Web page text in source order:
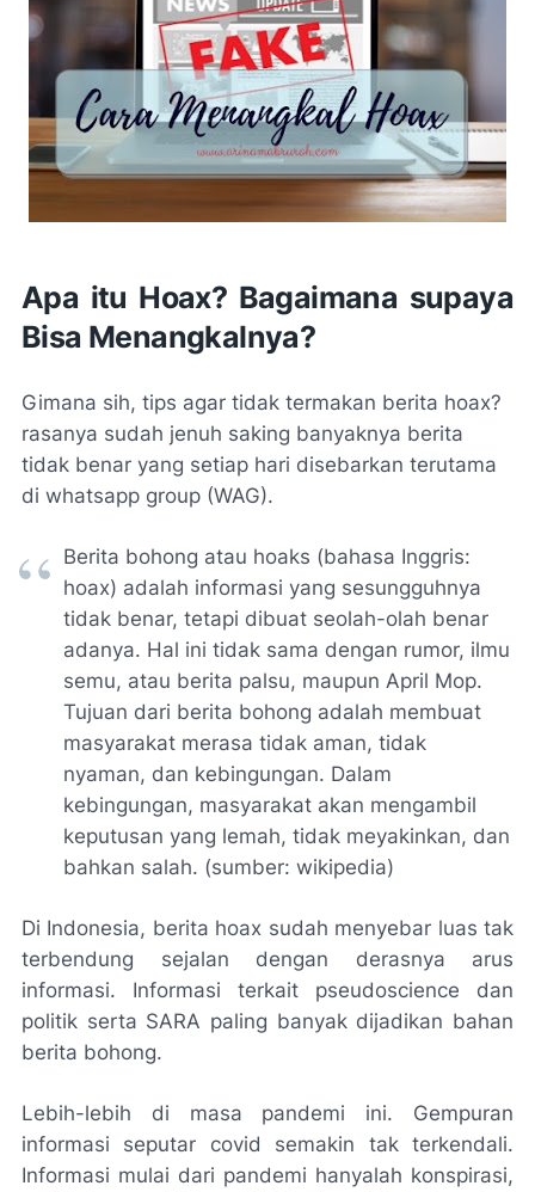
Apa itu Hoax? Bagaimana supaya
Bisa Menangkalnya?
Gimana sih, tips agar tidak termakan berita hoax?
rasanya sudah jenuh saking banyaknya berita
tidak benar yang setiap hari disebarkan terutama
di whatsapp group (WAG).
Berita bohong atau hoaks (bahasa Inggris:
hoax) adalah informasi yang sesungguhnya
tidak benar, tetapi dibuat seolah-olah benar
adanya. Hal ini tidak sama dengan rumor, ilmu
semu, atau berita palsu, maupun April Mop.
Tujuan dari berita bohong adalah membuat
masyarakat merasa tidak aman, tidak
nyaman, dan kebingungan. Dalam
kebingungan, masyarakat akan mengambil
keputusan yang lemah, tidak meyakinkan, dan
bahkan salah. (sumber: wikipedia)
Di Indonesia, berita hoax sudah menyebar luas tak
terbendung sejalan dengan derasnya arus
informasi. Informasi terkait pseudoscience dan
politik serta SARA paling banyak dijadikan bahan
berita bohong.
Lebih-lebih di masa pandemi ini. Gempuran
informasi seputar covid semakin tak terkendali.
Informasi mulai dari pandemi hanyalah konspirasi,